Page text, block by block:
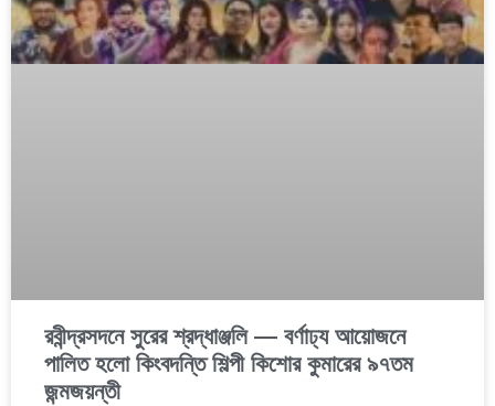
রবীন্দ্রসদনে সুরের শ্রদ্ধাঞ্জলি — বর্ণাঢ্য আয়োজনে
পালিত হলো কিংবদন্তি শিল্পী কিশোর কুমারের ৯৭তম
জন্মজয়ন্তী